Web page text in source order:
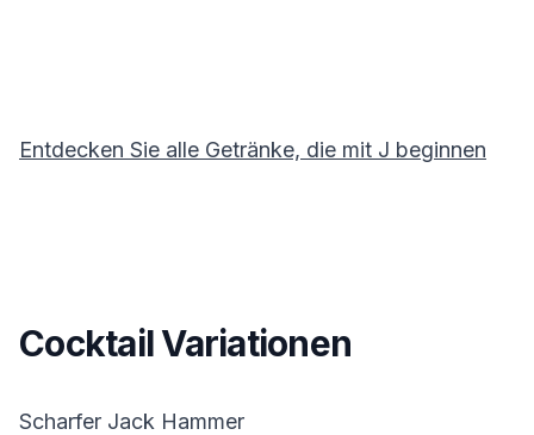
Entdecken Sie alle Getränke, die mit J beginnen
Cocktail Variationen
Scharfer Jack Hammer